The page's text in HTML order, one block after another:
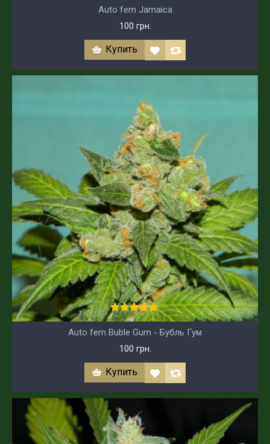
Auto fem Jamaica
100 грн.
Купить
Auto fem Buble Gum - Бубль Гум
100 грн.
Купить